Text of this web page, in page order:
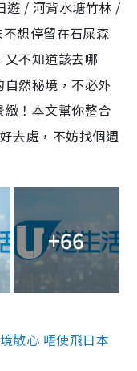
遊 / 河背水塘竹林 /
想停留在石屎森
不知道該去哪
然秘境，不必外
！本文幫你整合
去處，不妨找個週
+66
散心 唔使飛日本